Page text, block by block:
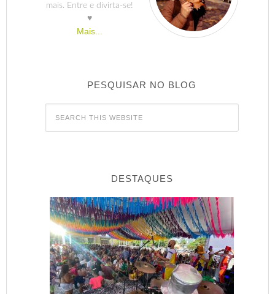
mais. Entre e divirta-se!
♥
Mais...
PESQUISAR NO BLOG
DESTAQUES